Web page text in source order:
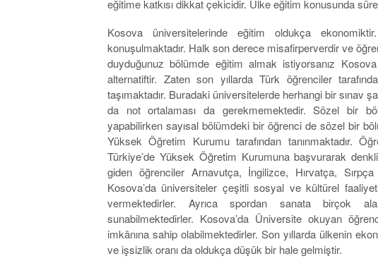
eğitime katkısı dikkat çekicidir. Ülke eğitim konusunda
Kosova üniversitelerinde eğitim oldukça
konuşulmaktadır. Halk son derece misafirperverdir ve
duyduğunuz bölümde eğitim almak istiyorsanız
alternatiftir. Zaten son yıllarda Türk öğrenciler
taşımaktadır. Buradaki üniversitelerde herhangi bir sınav
da not ortalaması da gerekmemektedir. Sözel bir
yapabilirken sayısal bölümdeki bir öğrenci de sözel bir
Yüksek Öğretim Kurumu tarafından tanınmaktadır.
Türkiye’de Yüksek Öğretim Kurumuna başvurarak
giden öğrenciler Arnavutça, İngilizce, Hırvatça,
Kosova’da üniversiteler çeşitli sosyal ve kültürel
vermektedirler. Ayrıca spordan sanata birçok
sunabilmektedirler. Kosova’da Üniversite okuyan
imkânına sahip olabilmektedirler. Son yıllarda ülkenin
ve işsizlik oranı da oldukça düşük bir hale gelmiştir.